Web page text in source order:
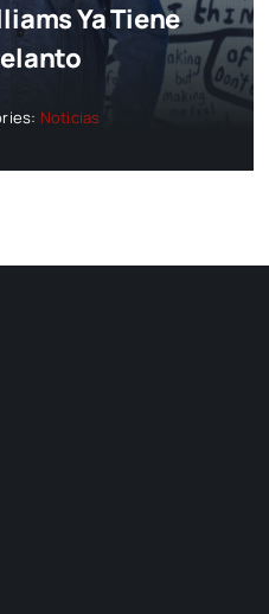
Ya Tiene
Noticias